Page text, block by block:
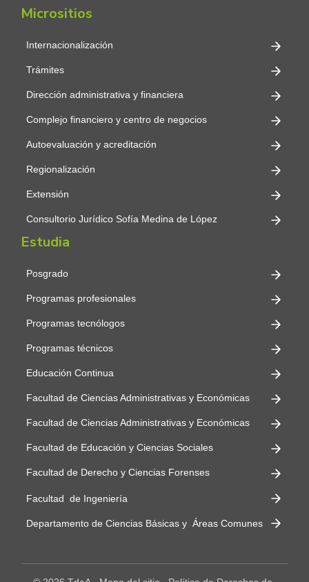
Micrositios
Internacionalización
Trámites
Dirección administrativa y financiera
Complejo financiero y centro de negocios
Autoevaluación y acreditación
Regionalización
Extensión
Consultorio Jurídico Sofía Medina de López
Estudia
Posgrado
Programas profesionales
Programas tecnólogos
Programas técnicos
Educación Continua
Facultad de Ciencias Administrativas y Económicas
Facultad de Ciencias Administrativas y Económicas
Facultad de Educación y Ciencias Sociales
Facultad de Derecho y Ciencias Forenses
Facultad de Ingeniería
Departamento de Ciencias Básicas y Áreas Comunes